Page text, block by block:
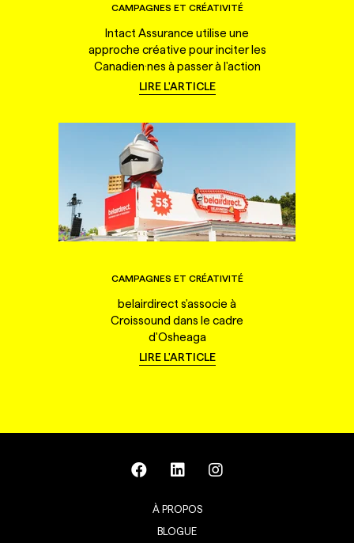
CAMPAGNES ET CRÉATIVITÉ
Intact Assurance utilise une
approche créative pour inciter les
Canadien·nes à passer à l'action
LIRE L'ARTICLE
CAMPAGNES ET CRÉATIVITÉ
belairdirect s'associe à
Croissound dans le cadre
d'Osheaga
LIRE L'ARTICLE
À PROPOS
BLOGUE